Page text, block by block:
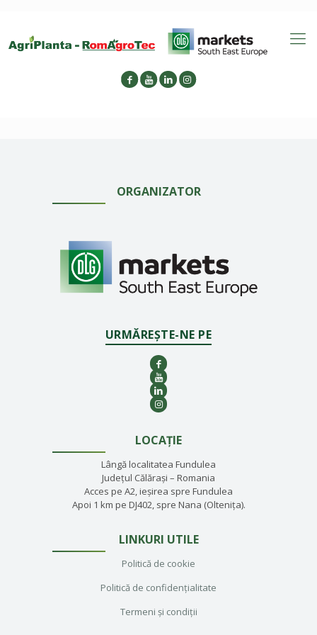
ORGANIZATOR
URMĂREȘTE-NE PE
LOCAȚIE
Lângă localitatea Fundulea
Județul Călărași – Romania
Acces pe A2, ieșirea spre Fundulea
Apoi 1 km pe DJ402, spre Nana (Oltenița).
LINKURI UTILE
Politică de cookie
Politică de confidențialitate
Termeni și condiții